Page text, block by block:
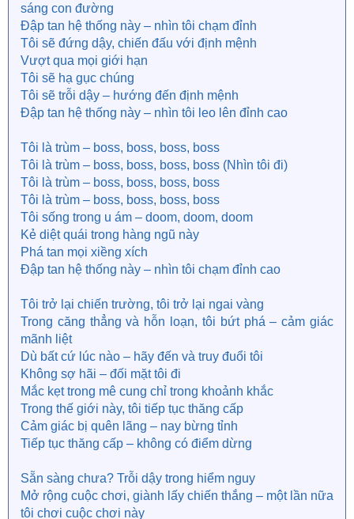
Slayer in this crew, crew, crew
굴레 속에 break this rule
부딪혀 this system, watch me to the top, top
I'm back in the zone, I'm back on the throne
이 긴장감 속 혼돈을 타고 덮쳐 feeling the rush, yeah
얼마든지 come and chase me
한순간에 빠진 미로 속에 갇힌
이 세계 속 I level up
잊고 있던 감각, 피어나리 wake up
끝을 모른 채 level up, up
Are you ready? 위험하게 arising
판을 키워 go and get it, 다시 playing this game
부딪혀 this system, watch me to the top, top
I'ma go and arise, 운명을 향해 fight, 한계를 넘어 high
I'ma go and arise, 운명을 향해
부딪혀 this system, watch me to the top, top
I'm that boss, boss, boss, boss
I'm that boss, boss, boss, boss (Look at me now)
I'm that boss, boss, boss, boss
I'm that boss, boss, boss, boss
I'm living in a doom, doom, doom
Slayer in this crew, crew, crew
부딪혀 this system, watch me to the top, top
[Bridge: Minnie, Miyeon, Yuqi, Shuhua]
이 위험 속에 I'm a damn star (Star)
sáng con đường
Đập tan hệ thống này – nhìn tôi chạm đỉnh
Tôi sẽ đứng dậy, chiến đấu với định mệnh
Vượt qua mọi giới hạn
Tôi sẽ hạ gục chúng
Tôi sẽ trỗi dậy – hướng đến định mệnh
Đập tan hệ thống này – nhìn tôi leo lên đỉnh cao
Tôi là trùm – boss, boss, boss, boss
Tôi là trùm – boss, boss, boss, boss (Nhìn tôi đi)
Tôi là trùm – boss, boss, boss, boss
Tôi là trùm – boss, boss, boss, boss
Tôi sống trong u ám – doom, doom, doom
Kẻ diệt quái trong hàng ngũ này
Phá tan mọi xiềng xích
Đập tan hệ thống này – nhìn tôi chạm đỉnh cao
Tôi trở lại chiến trường, tôi trở lại ngai vàng
Trong căng thẳng và hỗn loạn, tôi bứt phá – cảm giác
mãnh liệt
Dù bất cứ lúc nào – hãy đến và truy đuổi tôi
Không sợ hãi – đối mặt tôi đi
Mắc kẹt trong mê cung chỉ trong khoảnh khắc
Trong thế giới này, tôi tiếp tục thăng cấp
Cảm giác bị quên lãng – nay bừng tỉnh
Tiếp tục thăng cấp – không có điểm dừng
Sẵn sàng chưa? Trỗi dậy trong hiểm nguy
Mở rộng cuộc chơi, giành lấy chiến thắng – một lần nữa
tôi chơi cuộc chơi này